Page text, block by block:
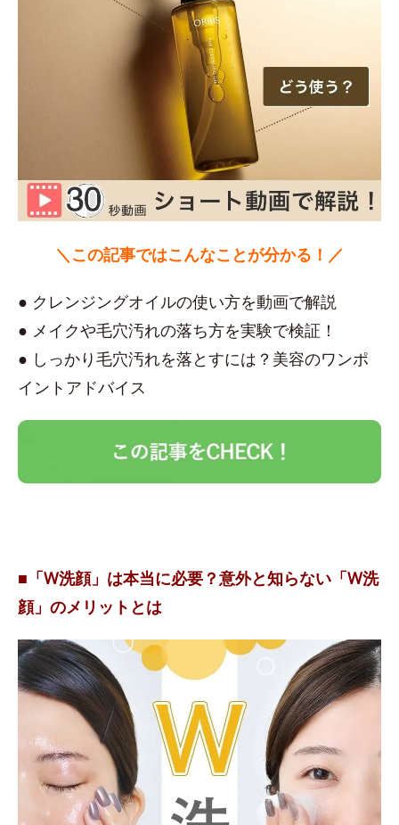
＼この記事ではこんなことが分かる！／
● クレンジングオイルの使い方を動画で解説
● メイクや毛穴汚れの落ち方を実験で検証！
● しっかり毛穴汚れを落とすには？美容のワンポ
イントアドバイス
■「W洗顔」は本当に必要？意外と知らない「W洗
顔」のメリットとは